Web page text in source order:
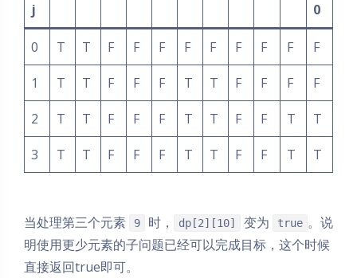
j
0
0 T T F F F F F F F F F
1 T T F F F T T F F F F
2 T T F F F T T F F T T
3 T T F F F T T F F T T
当处理第三个元素 9 时， dp[2][10] 变为 true 。说
明使用更少元素的子问题已经可以完成目标，这个时候
直接返回true即可。